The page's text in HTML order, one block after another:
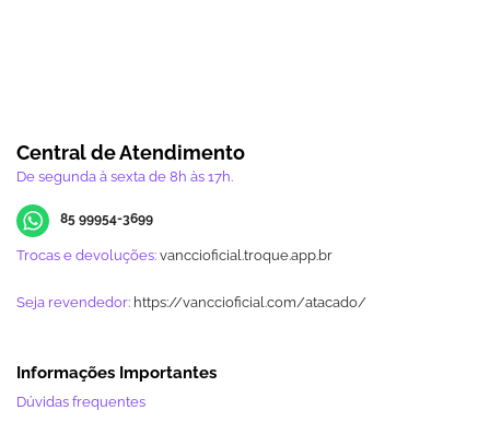
Central de Atendimento
De segunda à sexta de 8h às 17h.
85 99954-3699
Trocas e devoluções: vanccioficial.troque.app.br
Seja revendedor: https://vanccioficial.com/atacado/
Informações Importantes
Dúvidas frequentes